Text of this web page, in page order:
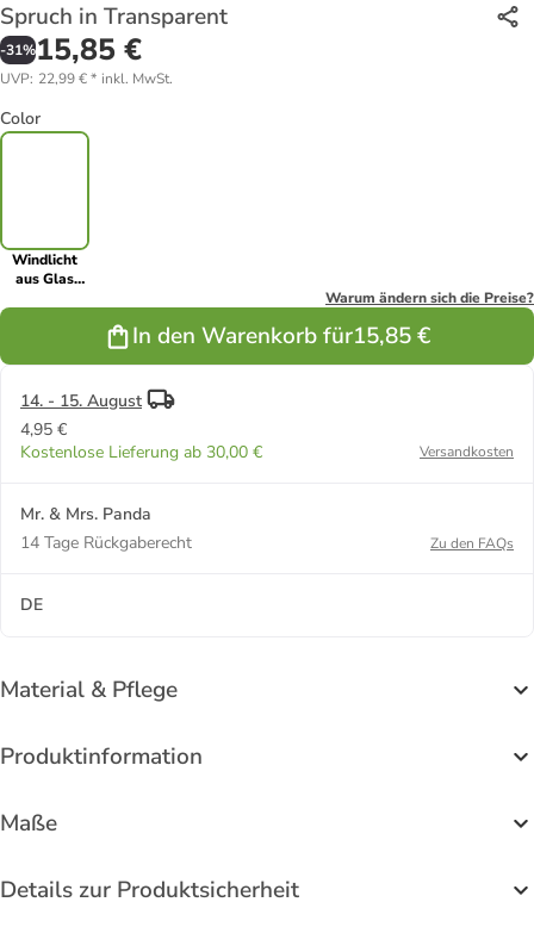
Spruch in Transparent
-31%15,85 €
UVP: 22,99 €* inkl. MwSt.
Color
Windlicht
aus Glas
Warum ändern sich die Preise?
In den Warenkorb für15,85 €
14. - 15. August
4,95 €
Kostenlose Lieferung ab 30,00 €
Versandkosten
Mr. & Mrs. Panda
14 Tage Rückgaberecht
Zu den FAQs
DE
Material & Pflege
Produktinformation
Maße
Details zur Produktsicherheit